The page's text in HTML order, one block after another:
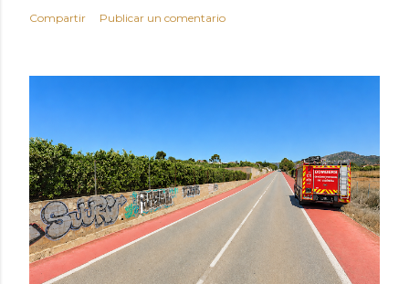
Compartir Publicar un comentario